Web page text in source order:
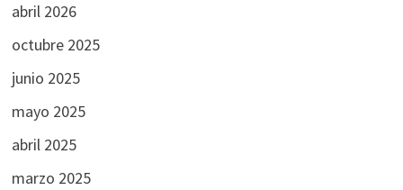
abril 2026
octubre 2025
junio 2025
mayo 2025
abril 2025
marzo 2025